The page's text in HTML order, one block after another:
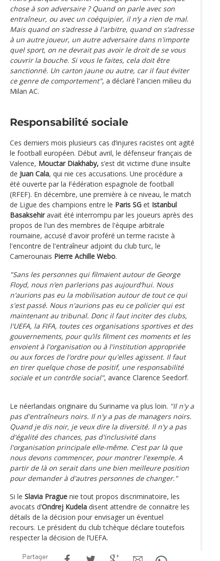
chose à son adversaire ? Quand on parle avec son
entraîneur, ou avec un coéquipier, il n’y a rien de mal.
Mais quand on s’adresse à l'arbitre, quand on s’adresse
à un autre joueur, un autre adversaire dans n'importe
quel sport, on ne devrait pas avoir le droit de se vous
couvrir la bouche. Si vous le faites, cela doit être
sanctionné. Un carton jaune ou autre, car il faut éviter
ce genre de comportement", a déclaré l'ancien milieu du
Milan AC.
Responsabilité sociale
Ces derniers mois plusieurs cas d’injures racistes ont agité
le football européen. Début avril, le défenseur français de
Valence, Mouctar Diakhaby, s’est dit victime d’une insulte
de Juan Cala, qui nie ces accusations. Une procédure a
été ouverte par la Fédération espagnole de football
(RFEF). En décembre, une première à ce niveau, le match
de Ligue des champions entre le Paris SG et Istanbul
Basaksehiravait été interrompu par les joueurs après des
propos de l'un des membres de l'équipe arbitrale
roumaine, accusé d'avoir proféré un terme raciste à
l'encontre de l'entraîneur adjoint du club turc, le
Camerounais Pierre Achille Webo.
"Sans les personnes qui filmaient autour de George
Floyd, nous n’en parlerions pas aujourd’hui. Nous
n'aurions pas eu la mobilisation autour de tout ce qui
s'est passé. Nous n'aurions pas eu ce policier qui est
maintenant au tribunal. Donc il faut inciter des clubs,
l'UEFA, la FIFA, toutes ces organisations sportives et des
gouvernements, pour qu’ils filment ces moments et les
envoient à l'organisation ou à l'institution appropriée
ou aux forces de l'ordre pour qu'elles agissent. Il faut
en tirer quelque chose de positif, une responsabilité
sociale et un contrôle social", avance Clarence Seedorf.
Le néerlandais originaire du Suriname va plus loin. "Il n'y a
pas d'entraîneurs noirs. Il n'y a pas de managers noirs.
Quand je dis noir, je veux dire la diversité. Il n'y a pas
d'égalité des chances, pas d'inclusivité dans
l'organisation principale elle-même. C'est par là que
nous devons commencer, pour montrer l'exemple. A
partir de là on serait dans une bien meilleure position
pour demander à d'autres personnes de changer."
Si le Slavia Prague nie tout propos discriminatoire, les
avocats d’Ondrej Kudela disent attendre de connaitre les
détails de la décision pour envisager un éventuel
recours. Le président du club tchèque déclare toutefois
respecter la décision de l’UEFA.
Partager